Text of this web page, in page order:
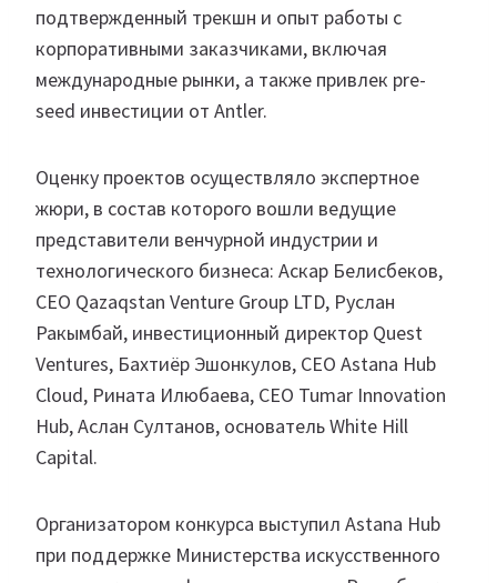
подтвержденный трекшн и опыт работы с
корпоративными заказчиками, включая
международные рынки, а также привлек pre-
seed инвестиции от Antler.
Оценку проектов осуществляло экспертное
жюри, в состав которого вошли ведущие
представители венчурной индустрии и
технологического бизнеса: Аскар Белисбеков,
CEO Qazaqstan Venture Group LTD, Руслан
Ракымбай, инвестиционный директор Quest
Ventures, Бахтиёр Эшонкулов, CEO Astana Hub
Cloud, Рината Илюбаева, CEO Tumar Innovation
Hub, Аслан Султанов, основатель White Hill
Capital.
Организатором конкурса выступил Astana Hub
при поддержке Министерства искусственного